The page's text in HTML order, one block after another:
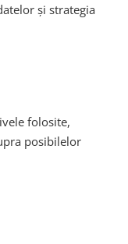
și strategia
folosite,
posibilelor